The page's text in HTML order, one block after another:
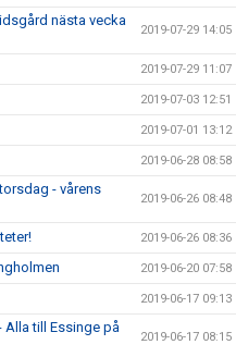
nästa vecka
2019-07-29 14:05
2019-07-29 11:07
2019-07-03 12:51
2019-07-01 13:12
2019-06-28 08:58
- vårens
2019-06-26 08:48
2019-06-26 08:36
2019-06-20 07:58
2019-06-17 09:13
Alla till Essinge på
2019-06-17 08:15